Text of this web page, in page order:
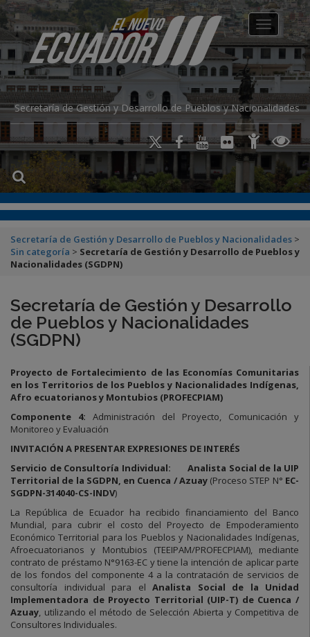
Secretaría de Gestión y Desarrollo de Pueblos y Nacionalidades
Toggle
Secretaría de Gestión y Desarrollo de Pueblos y Nacionalidades >
Sin categoría > Secretaría de Gestión y Desarrollo de Pueblos y
Nacionalidades (SGDPN)
Secretaría de Gestión y Desarrollo
de Pueblos y Nacionalidades
(SGDPN)
Proyecto de Fortalecimiento de las Economías Comunitarias
en los Territorios de los Pueblos y Nacionalidades Indígenas,
Afro ecuatorianos y Montubios (PROFECPIAM)
Componente 4: Administración del Proyecto, Comunicación y
Monitoreo y Evaluación
INVITACIÓN A PRESENTAR EXPRESIONES DE INTERÉS
Servicio de Consultoría Individual: Analista Social de la UIP
Territorial de la SGDPN, en Cuenca / Azuay (Proceso STEP N° EC-
SGDPN-314040-CS-INDV)
La República de Ecuador ha recibido financiamiento del Banco
Mundial, para cubrir el costo del Proyecto de Empoderamiento
Económico Territorial para los Pueblos y Nacionalidades Indígenas,
Afroecuatorianos y Montubios (TEEIPAM/PROFECPIAM), mediante
contrato de préstamo N°9163-EC y tiene la intención de aplicar parte
de los fondos del componente 4 a la contratación de servicios de
consultoría individual para el Analista Social de la Unidad
Implementadora de Proyecto Territorial (UIP-T) de Cuenca /
Azuay, utilizando el método de Selección Abierta y Competitiva de
Consultores Individuales.
modal-check